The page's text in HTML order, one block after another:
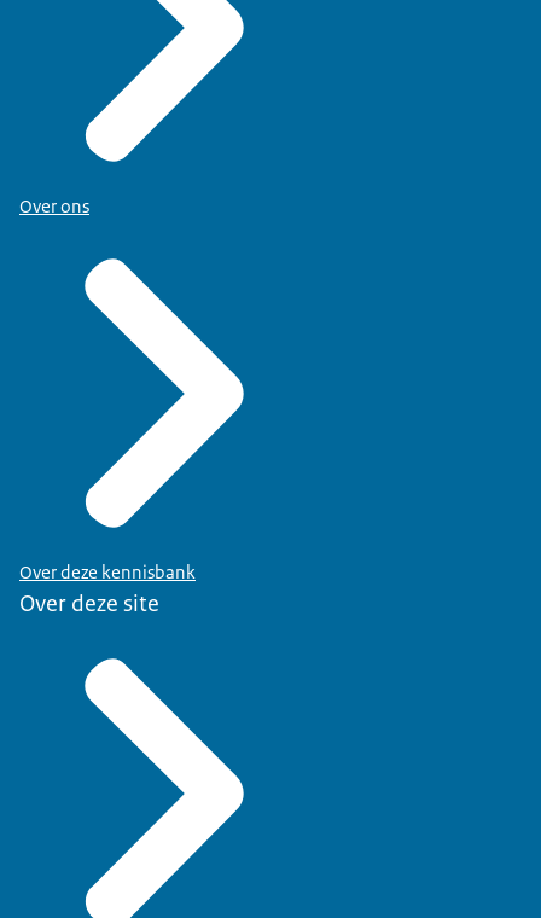
Over ons
Over deze kennisbank
Over deze site